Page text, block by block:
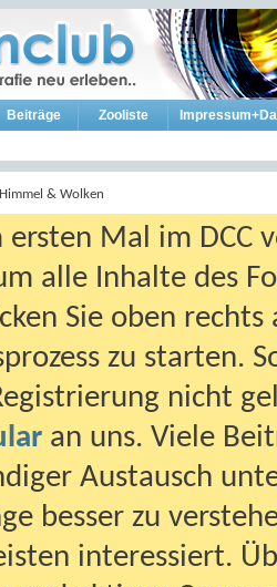
Beiträge Zooliste
Himmel & Wolken
ersten Mal im DCC
alle Inhalte des
Sie oben
zu starten.
nicht
an uns. Viele
Austausch
besser zu
interessiert.